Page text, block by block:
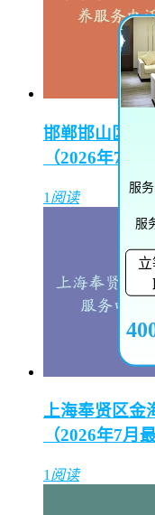
邯郸邯山区陵
（2026年7月
1 阅读
上海奉贤区金
（2026年7月
1 阅读
服务
服